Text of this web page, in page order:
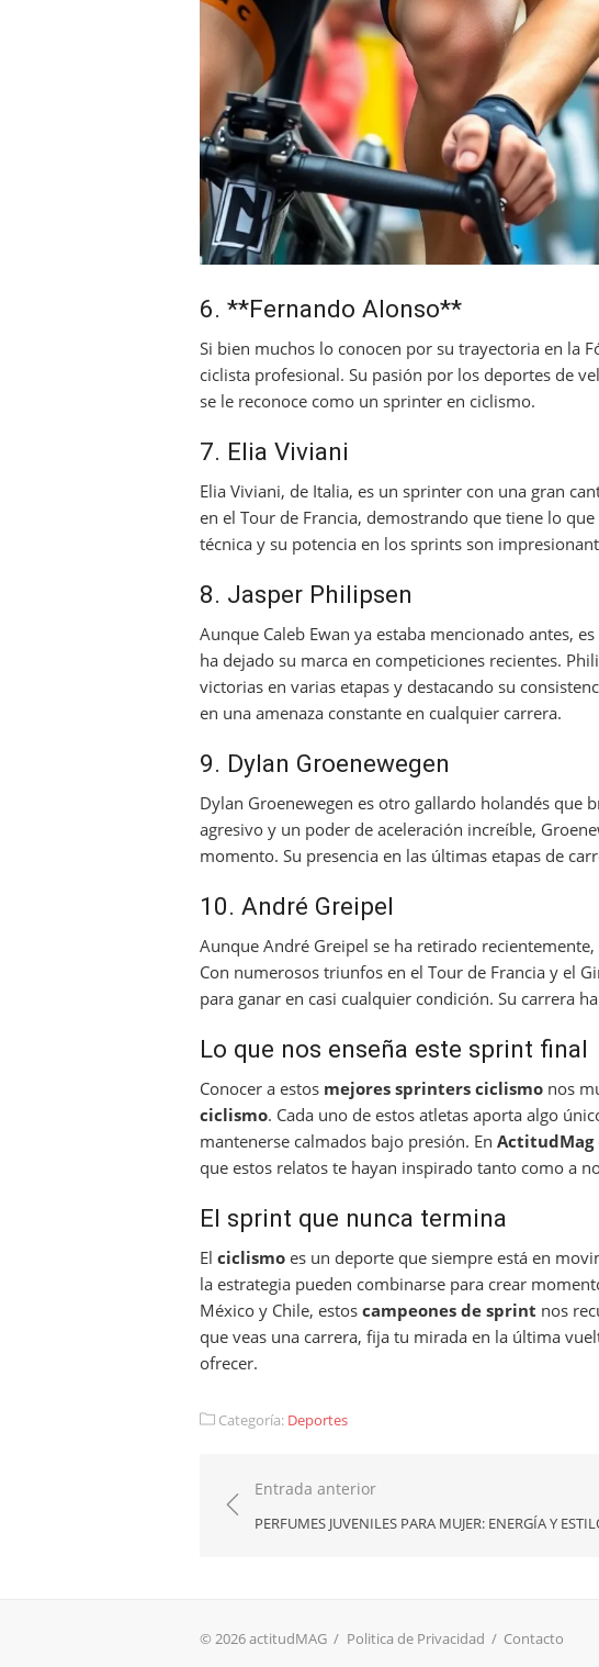
6. **Fernando Alonso**
Si bien muchos lo conocen por su trayectoria en la
ciclista profesional. Su pasión por los deportes de
se le reconoce como un sprinter en ciclismo.
7. Elia Viviani
Elia Viviani, de Italia, es un sprinter con una gran
en el Tour de Francia, demostrando que tiene lo
técnica y su potencia en los sprints son
8. Jasper Philipsen
Aunque Caleb Ewan ya estaba mencionado antes,
ha dejado su marca en competiciones recientes.
victorias en varias etapas y destacando su
en una amenaza constante en cualquier carrera.
9. Dylan Groenewegen
Dylan Groenewegen es otro gallardo holandés que
agresivo y un poder de aceleración increíble,
momento. Su presencia en las últimas etapas de
10. André Greipel
Aunque André Greipel se ha retirado
Con numerosos triunfos en el Tour de Francia y el
para ganar en casi cualquier condición. Su carrera
Lo que nos enseña este sprint final
Conocer a estos mejores sprinters ciclismo nos
ciclismo. Cada uno de estos atletas aporta algo
mantenerse calmados bajo presión. En ActitudMag
que estos relatos te hayan inspirado tanto como a
El sprint que nunca termina
El ciclismo es un deporte que siempre está en
la estrategia pueden combinarse para crear
México y Chile, estos campeones de sprint nos
que veas una carrera, fija tu mirada en la última
ofrecer.
Categoría: Deportes
Navegación
de
Entrada anterior
PERFUMES JUVENILES PARA MUJER: ENERGÍA Y
© 2026 actitudMAG / Politica de Privacidad / Contacto